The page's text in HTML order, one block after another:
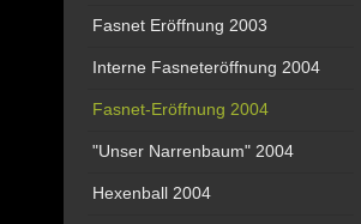
Fasnet Eröffnung 2003
Interne Fasneteröffnung 2004
Fasnet-Eröffnung 2004
"Unser Narrenbaum" 2004
Hexenball 2004